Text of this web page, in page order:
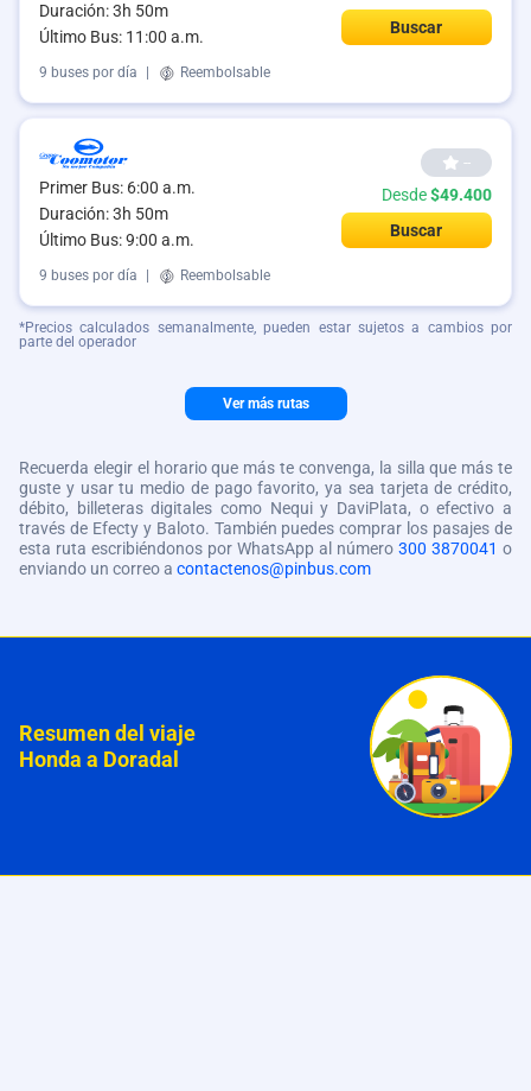
Duración: 3h 50m
Último Bus: 11:00 a.m.
Buscar
9 buses por día Reembolsable
Primer Bus: 6:00 a.m.
Duración: 3h 50m
Último Bus: 9:00 a.m.
--
Desde$49.400
Buscar
9 buses por día Reembolsable
*Precios calculados semanalmente, pueden estar sujetos a cambios por
parte del operador
Ver más rutas
Recuerda elegir el horario que más te convenga, la silla que más te
guste y usar tu medio de pago favorito, ya sea tarjeta de crédito,
débito, billeteras digitales como Nequi y DaviPlata, o efectivo a
través de Efecty y Baloto. También puedes comprar los pasajes de
esta ruta escribiéndonos por WhatsApp al número 300 3870041 o
enviando un correo a contactenos@pinbus.com
Resumen del viaje
Honda a Doradal